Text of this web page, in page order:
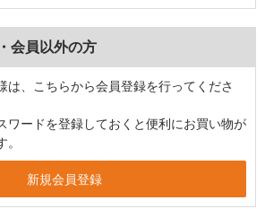
会員以外の方
は、こちらから会員登録を行ってくださ
ワードを登録しておくと便利にお買い物が